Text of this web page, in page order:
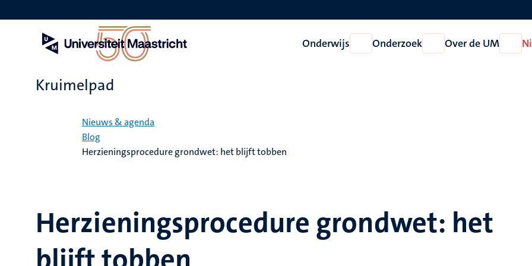
en
Onderwijs
Open
Onderwijs
Onderzoek
Open
Onderzoek
Over de UM
Open
Over
Kruimelpad
Nieuws & agenda
Blog
Herzieningsprocedure grondwet: het blijft tobben
Herzieningsprocedure grondwet: het